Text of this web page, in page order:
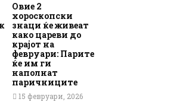
Овие 2
хороскопски
знаци ќе живеат
како цареви до
крајот на
февруари: Парите
ќе им ги
наполнат
паричниците
15 февруари, 2026